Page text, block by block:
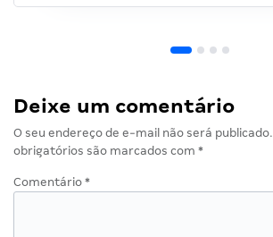
Deixe um comentário
O seu endereço de e-mail não será publicado.
obrigatórios são marcados com *
Comentário *